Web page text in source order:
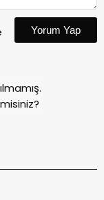
Yorum Yap